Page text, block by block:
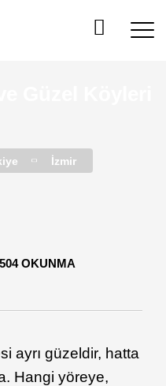
İzmir
OKUNMA
ayrı güzeldir, hatta
Hangi yöreye,